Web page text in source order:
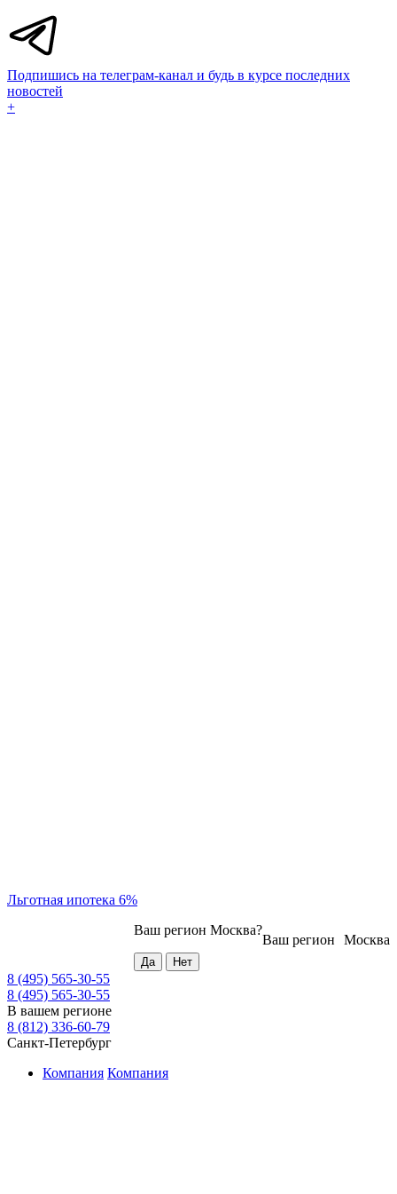
Подпишись на телеграм-канал и будь в курсе последних
новостей
+
Льготная ипотека 6%
Москва
Ваш регион
Ваш регион Москва?
8 (495) 565-30-55
8 (495) 565-30-55
В вашем регионе
8 (812) 336-60-79
Санкт-Петербург
Компания Компания